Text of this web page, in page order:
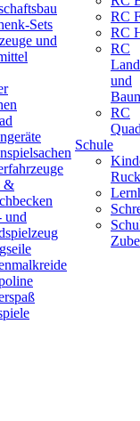
Sets
und
&
und
RC
RC
RC
und
RC
Schule